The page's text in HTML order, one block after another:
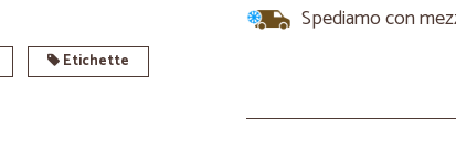
Etichette
Spediamo con